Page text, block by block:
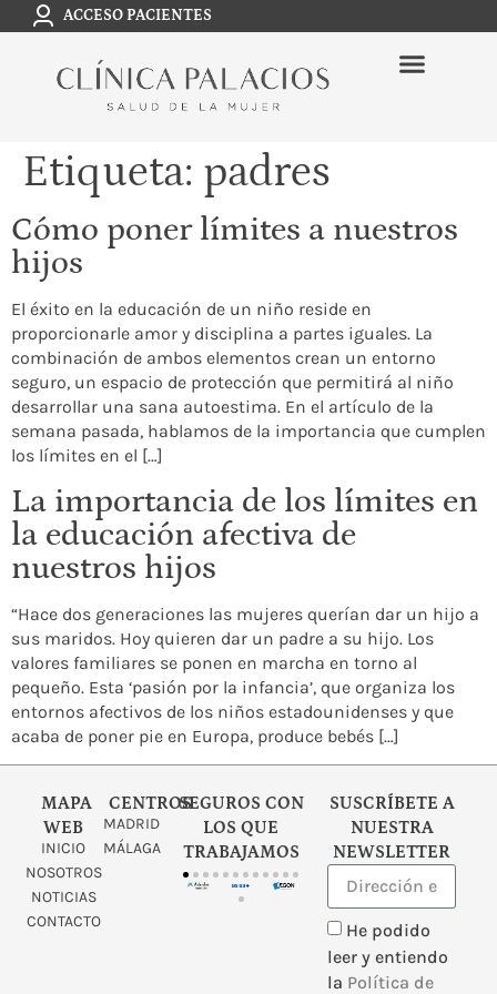
ACCESO PACIENTES
Etiqueta: padres
Cómo poner límites a nuestros
hijos
El éxito en la educación de un niño reside en
proporcionarle amor y disciplina a partes iguales. La
combinación de ambos elementos crean un entorno
seguro, un espacio de protección que permitirá al niño
desarrollar una sana autoestima. En el artículo de la
semana pasada, hablamos de la importancia que cumplen
los límites en el […]
La importancia de los límites en
la educación afectiva de
nuestros hijos
“Hace dos generaciones las mujeres querían dar un hijo a
sus maridos. Hoy quieren dar un padre a su hijo. Los
valores familiares se ponen en marcha en torno al
pequeño. Esta ‘pasión por la infancia’, que organiza los
entornos afectivos de los niños estadounidenses y que
acaba de poner pie en Europa, produce bebés […]
MAPA
WEB
INICIO
NOSOTROS
NOTICIAS
CONTACTO
CENTROS
MADRID
MÁLAGA
SEGUROS CON
LOS QUE
TRABAJAMOS
SUSCRÍBETE A
NUESTRA
NEWSLETTER
He podido
leer y entiendo
la Política de